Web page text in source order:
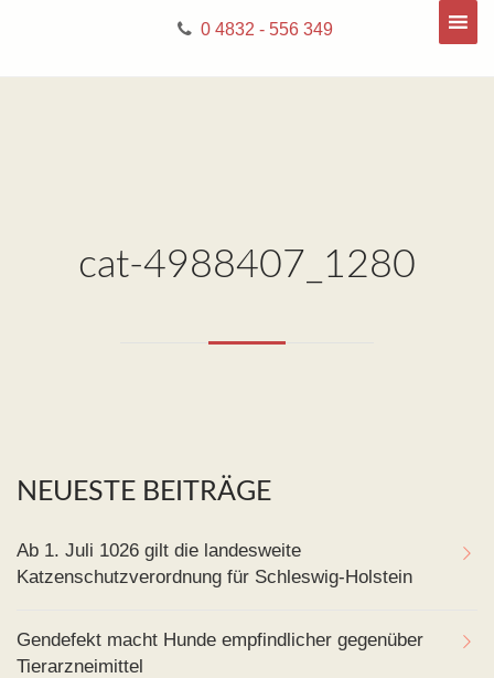
0 4832 - 556 349
cat-4988407_1280
NEUESTE BEITRÄGE
Ab 1. Juli 1026 gilt die landesweite
Katzenschutzverordnung für Schleswig-Holstein
Gendefekt macht Hunde empfindlicher gegenüber
Tierarzneimittel